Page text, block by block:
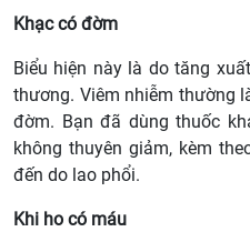
Khạc có đờm
Biểu hiện này là do tăng
thương. Viêm nhiễm thường
đờm. Bạn đã dùng thuốc
không thuyên giảm, kèm
đến do lao phổi.
Khi ho có máu